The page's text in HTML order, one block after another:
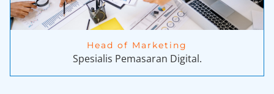
Head of Marketing
Spesialis Pemasaran Digital.